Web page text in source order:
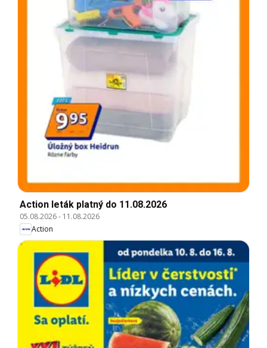
Action leták platný do 11.08.2026
05.08.2026- 11.08.2026
Action